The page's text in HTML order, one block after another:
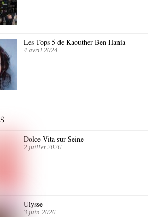
Les Tops 5 de Kaouther Ben Hania
4 avril 2024
Dolce Vita sur Seine
2 juillet 2026
Ulysse
3 juin 2026